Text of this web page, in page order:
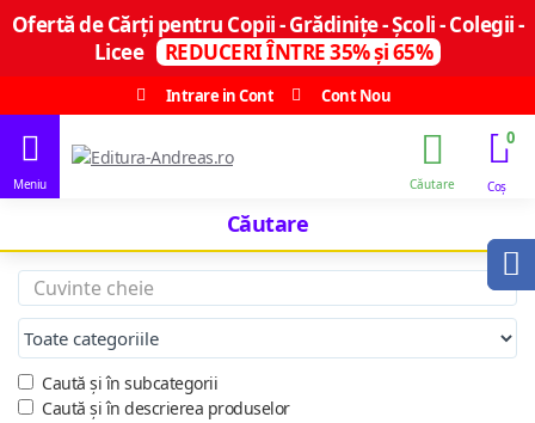
Ofertă de Cărți pentru Copii - Grădinițe - Școli - Colegii -
Licee
REDUCERI ÎNTRE 35% și 65%
Intrare in Cont
Cont Nou
0
Căutare
Caută și în subcategorii
Caută și în descrierea produselor